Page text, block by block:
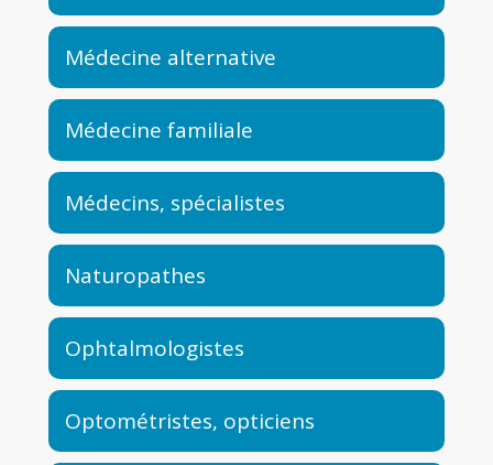
Médecine alternative
Médecine familiale
Médecins, spécialistes
Naturopathes
Ophtalmologistes
Optométristes, opticiens